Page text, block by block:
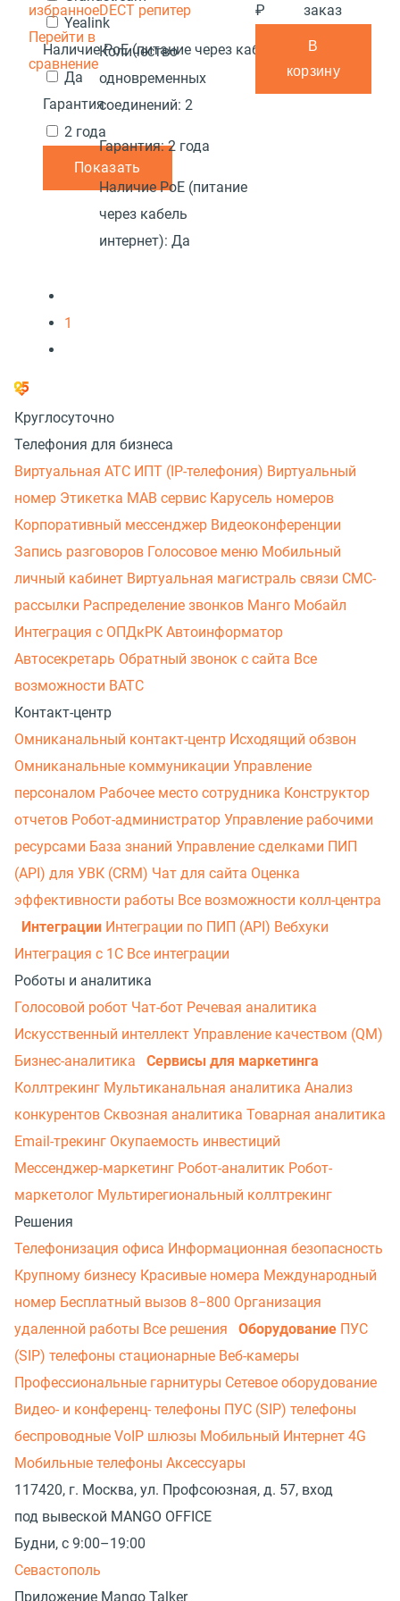
Yealink
Наличие PoE (питание через кабель интернет)
Да
Гарантия
2 года
Показать
избранное
Перейти в
сравнение
DECT репитер
Количество
одновременных
соединений: 2
Гарантия:2 года
Наличие PoE (питание
через кабель
интернет): Да
₽
заказ
В
корзину
1
Круглосуточно
Телефония для бизнеса
Виртуальная АТС ИПТ (IP-телефония) Виртуальный
номер Этикетка МАВ сервис Карусель номеров
Корпоративный мессенджер Видеоконференции
Запись разговоров Голосовое меню Мобильный
личный кабинет Виртуальная магистраль связи СМС-
рассылки Распределение звонков Манго Мобайл
Интеграция с ОПДкРК Автоинформатор
Автосекретарь Обратный звонок с сайта Все
возможности ВАТС
Контакт-центр
Омниканальный контакт-центр Исходящий обзвон
Омниканальные коммуникации Управление
персоналом Рабочее место сотрудника Конструктор
отчетов Робот-администратор Управление рабочими
ресурсами База знаний Управление сделками ПИП
(API) для УВК (CRM) Чат для сайта Оценка
эффективности работы Все возможности колл-центра
Интеграции Интеграции по ПИП (API) Вебхуки
Интеграция с 1С Все интеграции
Роботы и аналитика
Голосовой робот Чат-бот Речевая аналитика
Искусственный интеллект Управление качеством (QM)
Бизнес-аналитика
Сервисы для маркетинга
Коллтрекинг Мультиканальная аналитика Анализ
конкурентов Сквозная аналитика Товарная аналитика
Email-трекинг Окупаемость инвестиций
Мессенджер‑маркетинг Робот-аналитик Робот-
маркетолог Мультирегиональный коллтрекинг
Решения
Телефонизация офиса Информационная безопасность
Крупному бизнесу Красивые номера Международный
номер Бесплатный вызов 8−800 Организация
удаленной работы Все решения Оборудование ПУС
(SIP) телефоны стационарные Веб-камеры
Профессиональные гарнитуры Сетевое оборудование
Видео- и конференц- телефоны ПУС (SIP) телефоны
беспроводные VoIP шлюзы Мобильный Интернет 4G
Мобильные телефоны Аксессуары
117420, г. Москва, ул. Профсоюзная, д. 57, вход
под вывеской MANGO OFFICE
Будни, с 9:00–19:00
Севастополь
Приложение Mango Talker